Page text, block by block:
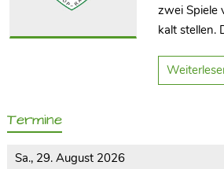
zwei Spiele
kalt stellen.
Termine
Sa., 29. August 2026